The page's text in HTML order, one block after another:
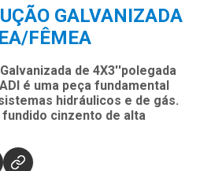
GALVANIZADA
FÊMEA
de 4X3''polegada
é uma peça fundamental
hidráulicos e de gás.
cinzento de alta